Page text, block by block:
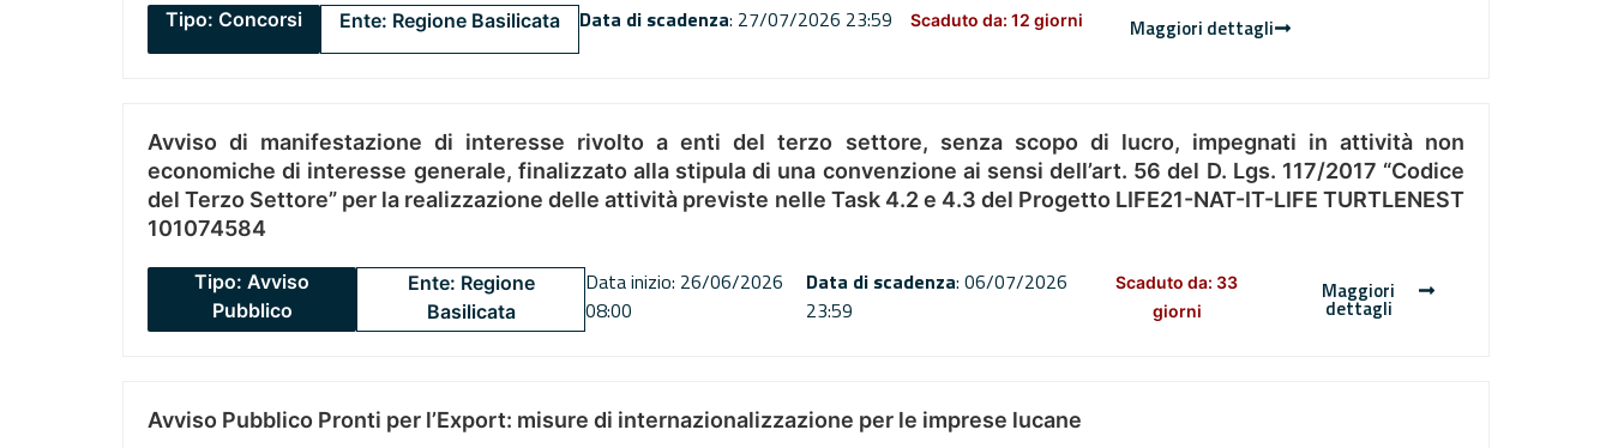
Tipo: Concorsi Ente: Regione Basilicata Data di scadenza: 27/07/2026 23:59 Scaduto da: 12 giorni Maggiori dettagli
Avviso di manifestazione di interesse rivolto a enti del terzo settore, senza scopo di lucro, impegnati in attività non
economiche di interesse generale, finalizzato alla stipula di una convenzione ai sensi dell’art. 56 del D. Lgs. 117/2017 “Codice
del Terzo Settore” per la realizzazione delle attività previste nelle Task 4.2 e 4.3 del Progetto LIFE21-NAT-IT-LIFE TURTLENEST
101074584
Tipo: Avviso
Pubblico
Ente: Regione
Basilicata
Data inizio: 26/06/2026
08:00
Data di scadenza: 06/07/2026
23:59
Scaduto da: 33
giorni
Maggiori
dettagli
Avviso Pubblico Pronti per l’Export: misure di internazionalizzazione per le imprese lucane